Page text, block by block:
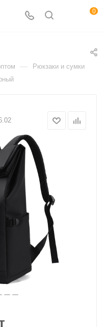
0
— Рюкзаки и сумки